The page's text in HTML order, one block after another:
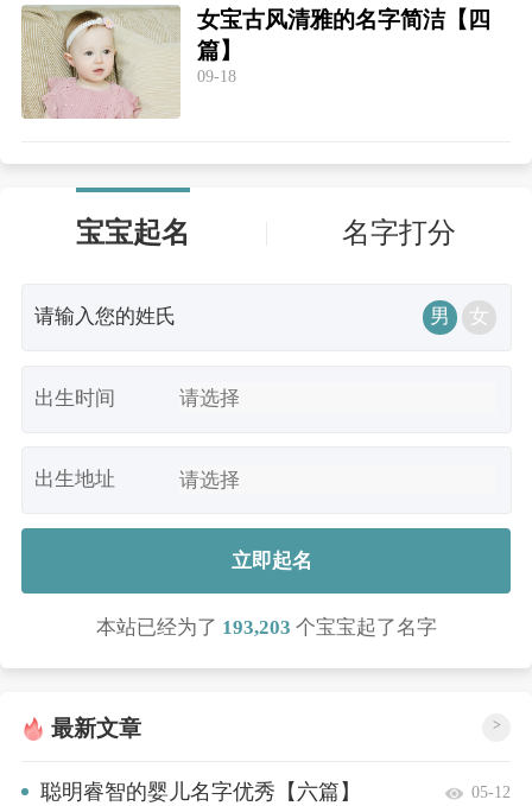
女宝古风清雅的名字简洁【四
篇】
09-18
宝宝起名 名字打分
男 女
出生时间
出生地址
立即起名
本站已经为了 193,203 个宝宝起了名字
最新文章 >
聪明睿智的婴儿名字优秀【六篇】 05-12